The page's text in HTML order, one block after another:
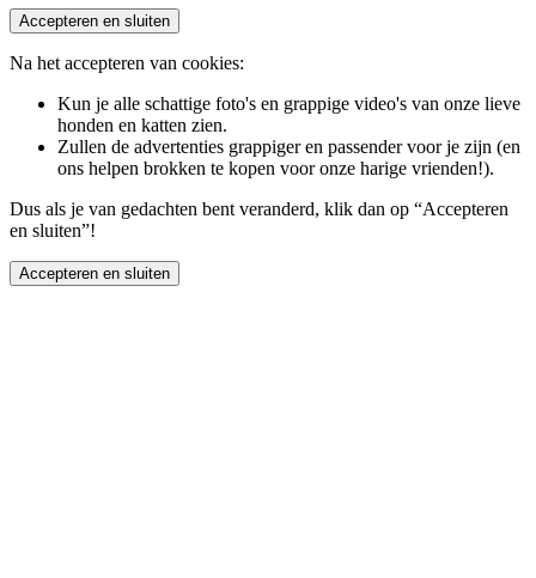
Accepteren en sluiten
Na het accepteren van cookies:
Kun je alle schattige foto's en grappige video's van onze lieve
honden en katten zien.
Zullen de advertenties grappiger en passender voor je zijn (en
ons helpen brokken te kopen voor onze harige vrienden!).
Dus als je van gedachten bent veranderd, klik dan op “Accepteren
en sluiten”!
Accepteren en sluiten